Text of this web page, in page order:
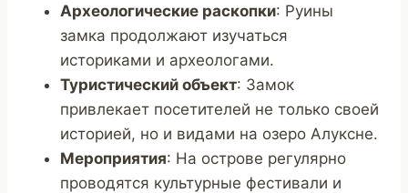
Археологические раскопки: Руины
замка продолжают изучаться
историками и археологами.
Туристический объект: Замок
привлекает посетителей не только своей
историей, но и видами на озеро Алуксне.
Мероприятия: На острове регулярно
проводятся культурные фестивали и